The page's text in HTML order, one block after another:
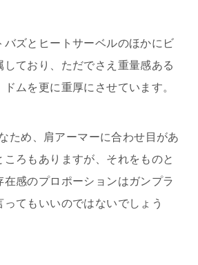
バズとヒートサーベルのほかにビ
しており、ただでさえ重量感ある
ムを更に重厚にさせています。
ため、肩アーマーに合わせ目があ
ころもありますが、それをものと
在感のプロポーションはガンプラ
てもいいのではないでしょう